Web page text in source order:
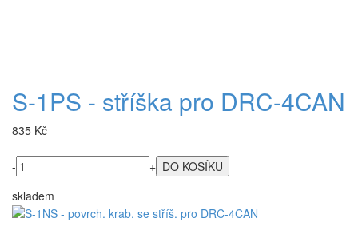
S-1PS - stříška pro DRC-4CAN
835 Kč
-
+
skladem